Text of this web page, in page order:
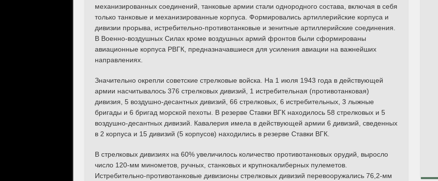
механизированных соединений, танковые армии стали однородного состава, включая в себя
только танковые и механизированные корпуса. Формировались артиллерийские корпуса и
дивизии прорыва, истребительно-противотанковые и зенитные артиллерийские соединения.
В Военно-воздушных Силах кроме воздушных армий фронтов были сформированы
авиационные корпуса РВГК, предназначавшиеся для усиления авиации на важнейших
направлениях.
Значительно окрепли советские стрелковые войска. На 1 июля 1943 года в действующей
армии насчитывалось 376 стрелковых дивизий, 1 истребительная (противотанковая)
дивизия, 5 воздушно-десантных дивизий, 66 стрелковых, 6 истребительных, 3 лыжные
бригады и 6 бригад морской пехоты. В резерве Ставки ВГК находилось 58 стрелковых и 5
воздушно-десантных дивизий. Кавалерия имела в действующей армии 6 дивизий, сведенных
в 2 корпуса и 15 дивизий (5 корпусов) находились в резерве Ставки ВГК.
В стрелковых дивизиях на 60% увеличилось количество противотанковых орудий, выросло
число 120-мм минометов, ручных, станковых и крупнокалиберных пулеметов.
Истребительно-противотанковые дивизионы стрелковых дивизий перевооружались 76,2-мм